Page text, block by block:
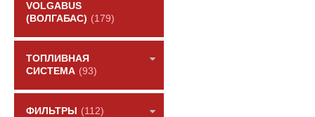
VOLGABUS
(ВОЛГАБАС) (179)
ТОПЛИВНАЯ
СИСТЕМА (93)
ФИЛЬТРЫ (112)